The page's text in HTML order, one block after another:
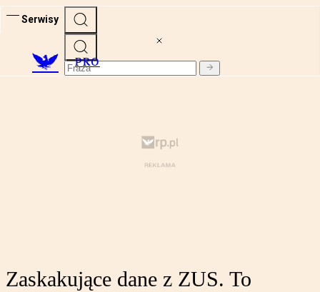
Serwisy
PRO
Zaskakujące dane z ZUS. To